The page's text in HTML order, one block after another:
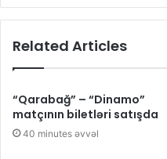
Related Articles
“Qarabağ” – “Dinamo”
matçının biletləri satışda
40 minutes əvvəl